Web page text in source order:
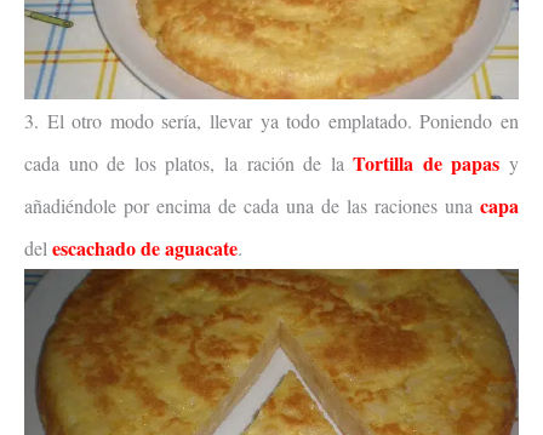
3. El otro modo sería, llevar ya todo emplatado. Poniendo en
cada uno de los platos, la ración de laTortilla de papas y
añadiéndole por encima de cada una de las raciones una capa
del escachado de aguacate.